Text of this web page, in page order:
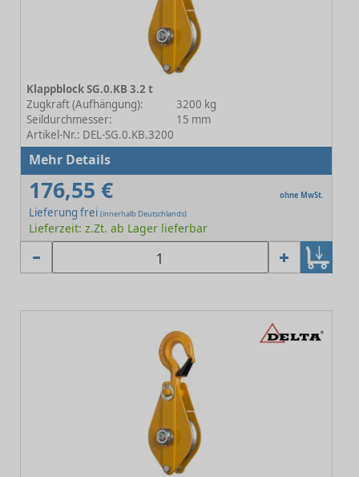
Klappblock SG.0.KB 3.2 t
Zugkraft (Aufhängung):
3200 kg
Seildurchmesser:
15 mm
Artikel-Nr.: DEL-SG.0.KB.3200
Mehr Details
176,55 € ohne MwSt.
Lieferung frei (innerhalb Deutschlands)
Lieferzeit: z.Zt. ab Lager lieferbar